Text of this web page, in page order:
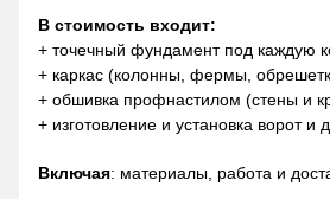
В стоимость входит:
+ точечный фундамент под каждую
+ каркас (колонны, фермы,
+ обшивка профнастилом (стены и
+ изготовление и установка ворот и
Включая: материалы, работа и